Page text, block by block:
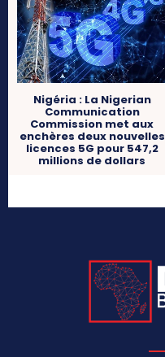
Nigéria : La Nigerian
Communication
Commission met aux
enchères deux nouvelles
licences 5G pour 547,2
millions de dollars